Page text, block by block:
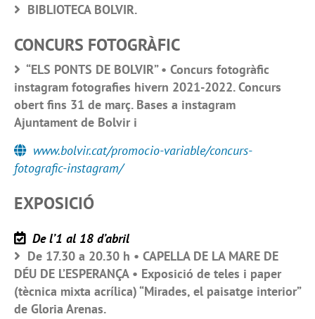
BIBLIOTECA BOLVIR.
CONCURS FOTOGRÀFIC
“ELS PONTS DE BOLVIR” • Concurs fotogràfic
instagram fotografies hivern 2021-2022. Concurs
obert fins 31 de març. Bases a instagram
Ajuntament de Bolvir i
www.bolvir.cat/promocio-variable/concurs-
fotografic-instagram/
EXPOSICIÓ
De l’1 al 18 d’abril
De 17.30 a 20.30 h • CAPELLA DE LA MARE DE
DÉU DE L’ESPERANÇA • Exposició de teles i paper
(tècnica mixta acrílica) “Mirades, el paisatge interior”
de Gloria Arenas.